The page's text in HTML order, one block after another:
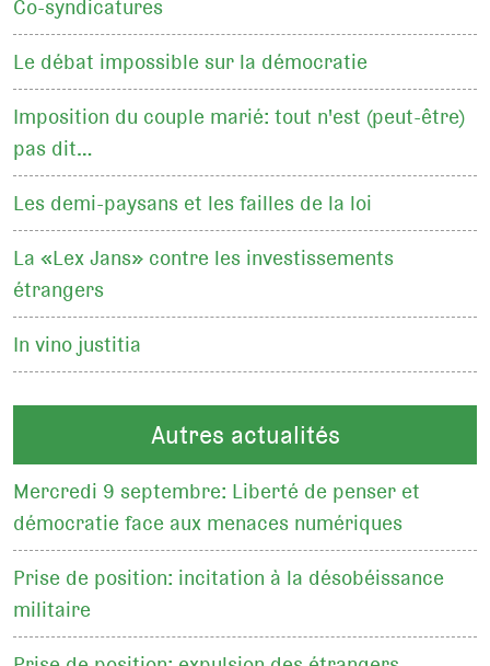
Co-syndicatures
Le débat impossible sur la démocratie
Imposition du couple marié: tout n'est (peut-être)
pas dit…
Les demi-paysans et les failles de la loi
La «Lex Jans» contre les investissements
étrangers
In vino justitia
Autres actualités
Mercredi 9 septembre: Liberté de penser et
démocratie face aux menaces numériques
Prise de position: incitation à la désobéissance
militaire